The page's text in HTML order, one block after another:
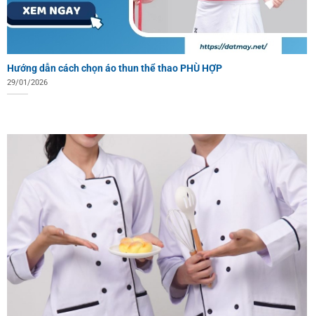
Hướng dẫn cách chọn áo thun thể thao PHÙ HỢP
29/01/2026